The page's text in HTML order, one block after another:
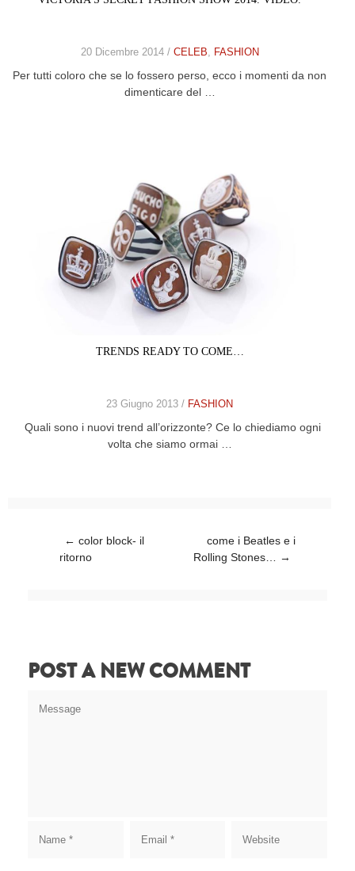
20 Dicembre 2014 / CELEB, FASHION
Per tutti coloro che se lo fossero perso, ecco i momenti da non
dimenticare del …
TRENDS READY TO COME…
23 Giugno 2013 / FASHION
Quali sono i nuovi trend all’orizzonte? Ce lo chiediamo ogni
volta che siamo ormai …
Post navigation
← color block- il
ritorno
come i Beatles e i
Rolling Stones…
→
POST A NEW COMMENT